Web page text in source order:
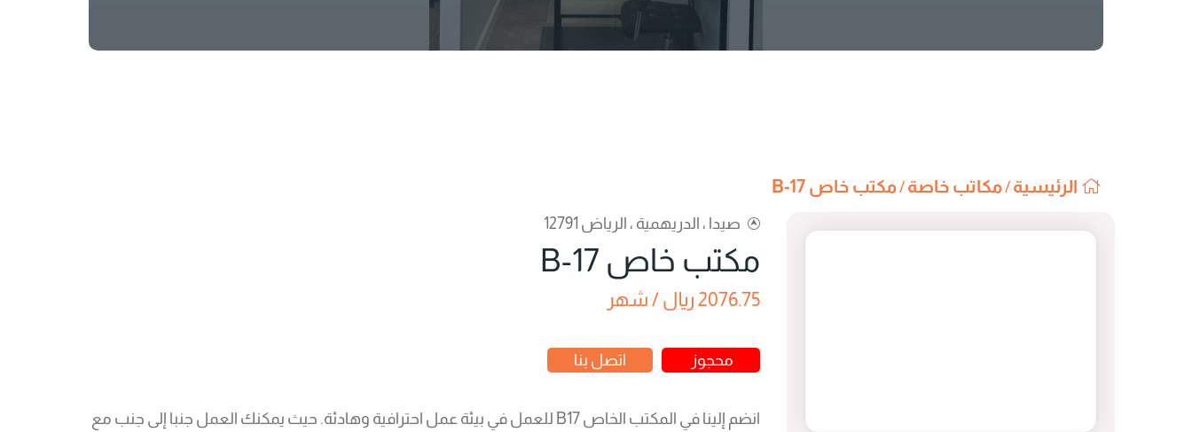
الرئيسية /مكاتب خاصة /مكتب خاص B-17
صيدا ، الدريهمية ، الرياض 12791
مكتب خاص B-17
2076.75 ريال / شهر
محجوز اتصل بنا
انضم إلينا في المكتب الخاص B17 للعمل في بيئة عمل احترافية وهادئة. حيث يمكنك العمل جنبا إلى جنب مع